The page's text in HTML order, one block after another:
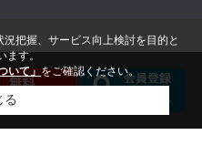
把握、サービス向上検討を目的と
ます。
いて」 をご確認ください。
る